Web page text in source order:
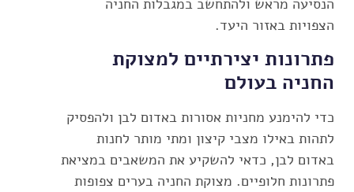
הנסיעה מראש ולהתחשב במגבלות החניה
הצפויות באזור היעד.
פתרונות יצירתיים למצוקת
החניה בעולם
כדי להימנע מחניות אסורות באדום לבן ולהפסיק
לתהות באילו מצבי קיצון ומתי מותר לחנות
באדום לבן, כדאי להשקיע את המשאבים במציאת
פתרונות חלופיים. מצוקת החניה בערים צפופות